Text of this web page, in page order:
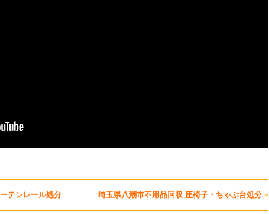
テンレール処分 埼玉県八潮市不用品回収 座椅子・ちゃぶ台処分»